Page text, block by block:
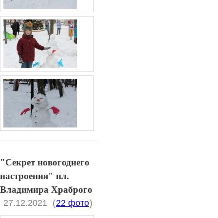
"Секрет новогоднего
настроения" пл.
Владимира Храброго
27.12.2021 (22 фото)